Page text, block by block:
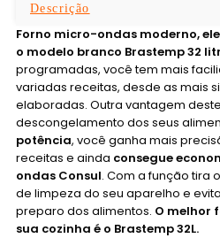
Descrição
Forno micro-ondas moderno,
o modelo branco Brastemp 32
programadas, você tem mais
variadas receitas, desde as mais
elaboradas. Outra vantagem
descongelamento dos seus
potência, você ganha mais
receitas e ainda consegue
ondas Consul. Com a função tira
de limpeza do seu aparelho e
preparo dos alimentos. O melhor
sua cozinha é o Brastemp 32L.